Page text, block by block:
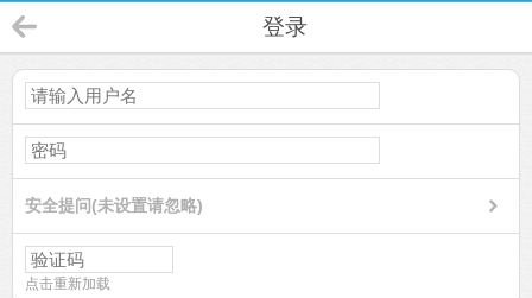
登录
安全提问(未设置请忽略)
点击重新加载